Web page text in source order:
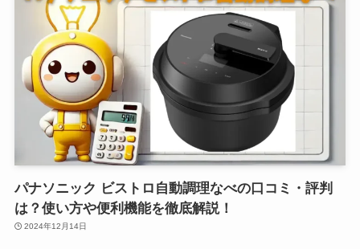
パナソニック ビストロ自動調理なべの口コミ・評判
は？使い方や便利機能を徹底解説！
2024年12月14日